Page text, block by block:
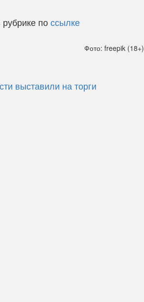
по ссылке
Фото: freepik (18+)
выставили на торги